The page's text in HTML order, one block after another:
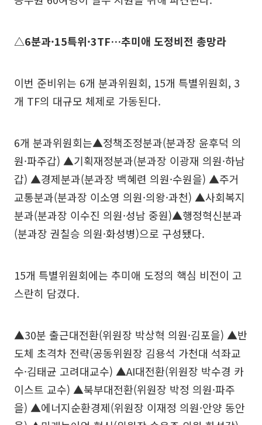
△6분과·15특위·3TF…추미애 도정비전 총망라
이번 준비위는 6개 분과위원회, 15개 특별위원회, 3
개 TF의 대규모 체제로 가동된다.
6개 분과위원회는▲정책조정분과(분과장 윤후덕 의
원·파주갑) ▲기획재정분과(분과장 이광재 의원·하남
갑) ▲경제분과(분과장 백혜련 의원·수원을) ▲주거
교통분과(분과장 이소영 의원·의왕·과천) ▲사회복지
분과(분과장 이수진 의원·성남 중원)▲행정혁신분과
(분과장 권칠승 의원·화성병)으로 구성됐다.
15개 특별위원회에는 추미애 도정의 핵심 비전이 고
스란히 담겼다.
▲30분 출근대전환(위원장 박상혁 의원·김포을) ▲반
도체 초격차 전략(공동위원장 김용석 가천대 석좌교
수·김태균 고려대교수) ▲AI대전환(위원장 박수경 카
이스트 교수) ▲북부대전환(위원장 박정 의원·파주
을) ▲에너지순환경제(위원장 이재정 의원·안양 동안